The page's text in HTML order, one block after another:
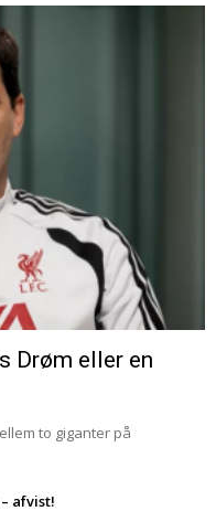
Drøm eller en
to giganter på
afvist!